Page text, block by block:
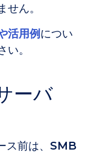
ん。
活用例につい
。
ーバ
前は、 SMB